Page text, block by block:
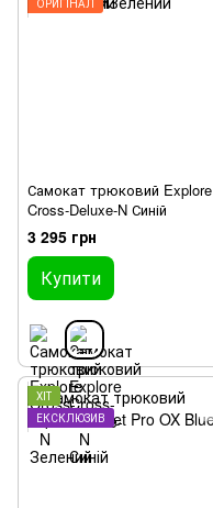
ОРИГІНАЛ
Самокат трюковий Explore
Cross-Deluxe-N Синій
3 295 грн
Купити
ХІТ
ЕКСКЛЮЗИВ